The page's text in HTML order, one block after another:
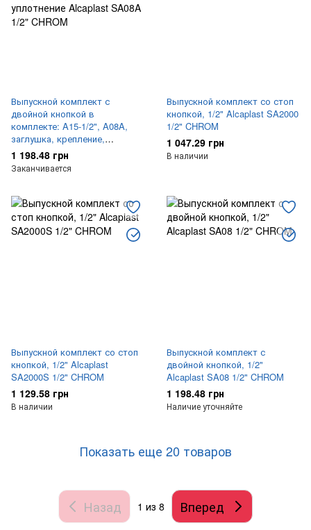
Выпускной комплект с
двойной кнопкой в
комплекте: A15-1/2", A08A,
заглушка, крепление,
уплотнение Alcaplast SA08A
1/2" CHROM
1 198.48 грн
Заканчивается
Выпускной комплект со стоп
кнопкой, 1/2" Alcaplast SA2000
1/2" CHROM
1 047.29 грн
В наличии
Выпускной комплект со стоп
кнопкой, 1/2" Alcaplast
SA2000S 1/2" CHROM
1 129.58 грн
В наличии
Выпускной комплект с
двойной кнопкой, 1/2"
Alcaplast SA08 1/2" CHROM
1 198.48 грн
Наличие уточняйте
Показать еще 20 товаров
Назад 1 из 8 Вперед